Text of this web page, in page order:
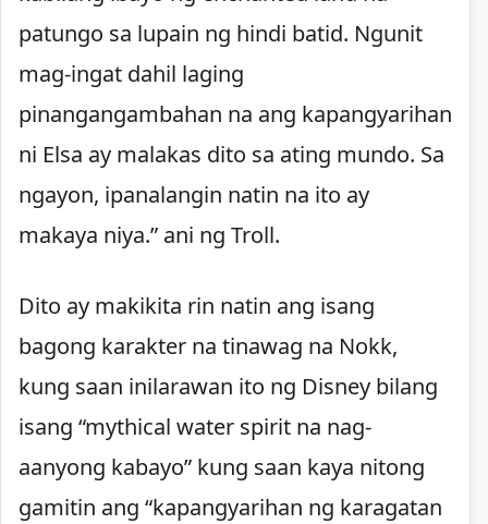
patungo sa lupain ng hindi batid. Ngunit
mag-ingat dahil laging
pinangangambahan na ang kapangyarihan
ni Elsa ay malakas dito sa ating mundo. Sa
ngayon, ipanalangin natin na ito ay
makaya niya.” ani ng Troll.
Dito ay makikita rin natin ang isang
bagong karakter na tinawag na Nokk,
kung saan inilarawan ito ng Disney bilang
isang “mythical water spirit na nag-
aanyong kabayo” kung saan kaya nitong
gamitin ang “kapangyarihan ng karagatan